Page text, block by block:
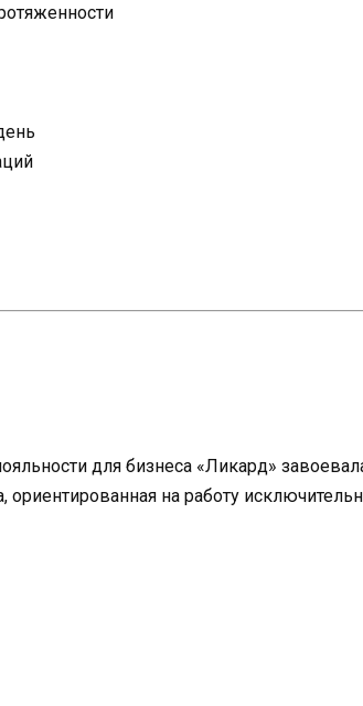
для бизнеса «Ликард»
на работу